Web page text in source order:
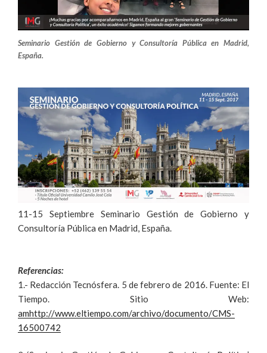
Seminario Gestión de Gobierno y Consultoría Pública en Madrid,
España.
11-15 Septiembre Seminario Gestión de Gobierno y
Consultoría Pública en Madrid, España.
Referencias:
1.- Redacción Tecnósfera. 5 de febrero de 2016. Fuente: El
Tiempo. Sitio Web:
amhttp://www.eltiempo.com/archivo/documento/CMS-
16500742